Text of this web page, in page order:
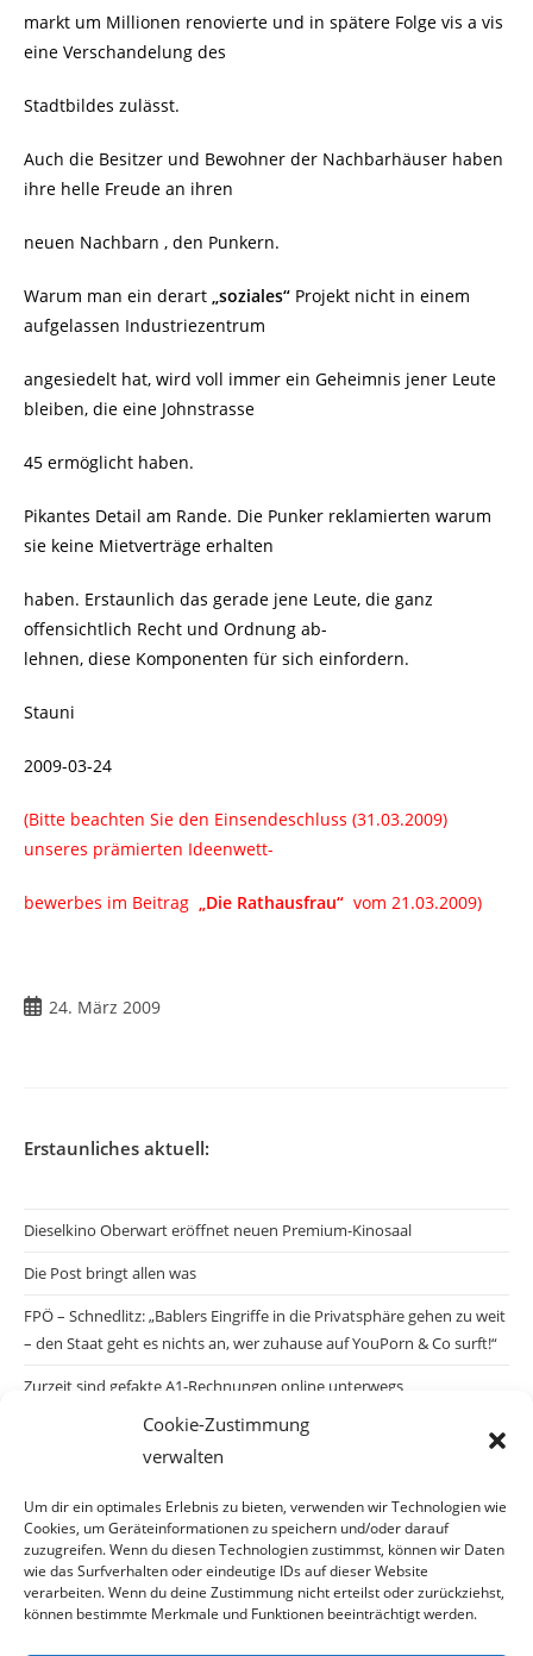
Cookie-Zustimmung
verwalten
Um dir ein optimales Erlebnis zu bieten, verwenden wir Technologien wie
Cookies, um Geräteinformationen zu speichern und/oder darauf
zuzugreifen. Wenn du diesen Technologien zustimmst, können wir Daten
wie das Surfverhalten oder eindeutige IDs auf dieser Website
verarbeiten. Wenn du deine Zustimmung nicht erteilst oder zurückziehst,
können bestimmte Merkmale und Funktionen beeinträchtigt werden.
markt um Millionen renovierte und in spätere Folge vis a vis
eine Verschandelung des
Stadtbildes zulässt.
Auch die Besitzer und Bewohner der Nachbarhäuser haben
ihre helle Freude an ihren
neuen Nachbarn , den Punkern.
Warum man ein derart „soziales“ Projekt nicht in einem
aufgelassen Industriezentrum
angesiedelt hat, wird voll immer ein Geheimnis jener Leute
bleiben, die eine Johnstrasse
45 ermöglicht haben.
Pikantes Detail am Rande. Die Punker reklamierten warum
sie keine Mietverträge erhalten
haben. Erstaunlich das gerade jene Leute, die ganz
offensichtlich Recht und Ordnung ab-
lehnen, diese Komponenten für sich einfordern.
Stauni
2009-03-24
(Bitte beachten Sie den Einsendeschluss (31.03.2009)
unseres prämierten Ideenwett-
bewerbes im Beitrag „Die Rathausfrau“ vom 21.03.2009)
Beitrag24. März 2009
Erstaunliches aktuell:
Dieselkino Oberwart eröffnet neuen Premium-Kinosaal
Die Post bringt allen was
FPÖ – Schnedlitz: „Bablers Eingriffe in die Privatsphäre gehen zu weit
– den Staat geht es nichts an, wer zuhause auf YouPorn & Co surft!“
Zurzeit sind gefakte A1-Rechnungen online unterwegs
Salzburgs Juden und ihre Sicherheit: „Erst nach einem Anschlag wäre
die Gefahr endlich konkret!“
Biologisches Wunder in Ceuta
Ein vermeintliches Abschiebemärchen
Archiv